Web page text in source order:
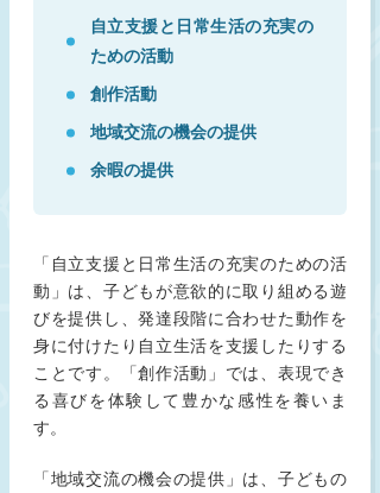
自立支援と日常生活の充実の
ための活動
創作活動
地域交流の機会の提供
余暇の提供
「自立支援と日常生活の充実のための活
動」は、子どもが意欲的に取り組める遊
びを提供し、発達段階に合わせた動作を
身に付けたり自立生活を支援したりする
ことです。「創作活動」では、表現でき
る喜びを体験して豊かな感性を養いま
す。
「地域交流の機会の提供」は、子どもの